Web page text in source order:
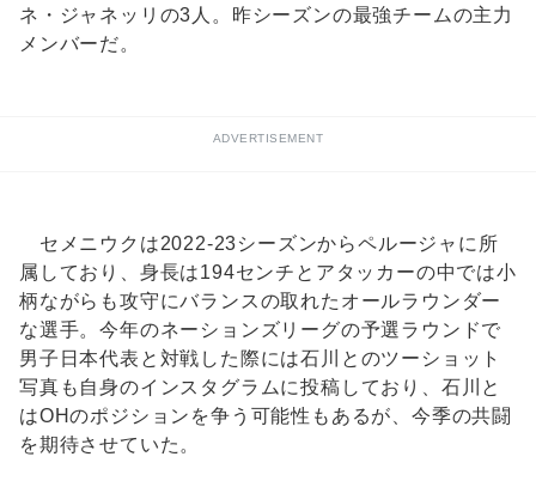
ネ・ジャネッリの3人。昨シーズンの最強チームの主力
メンバーだ。
ADVERTISEMENT
セメニウクは2022-23シーズンからペルージャに所
属しており、身長は194センチとアタッカーの中では小
柄ながらも攻守にバランスの取れたオールラウンダー
な選手。今年のネーションズリーグの予選ラウンドで
男子日本代表と対戦した際には石川とのツーショット
写真も自身のインスタグラムに投稿しており、石川と
はOHのポジションを争う可能性もあるが、今季の共闘
を期待させていた。